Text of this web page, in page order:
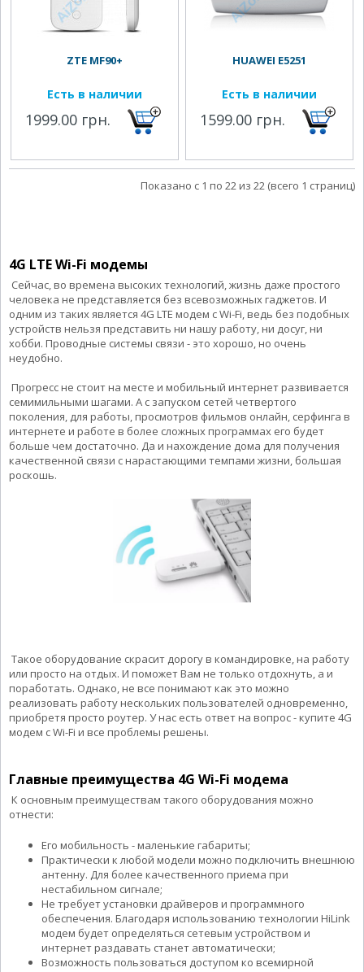
ZTE MF90+
Есть в наличии
1999.00 грн.
HUAWEI E5251
Есть в наличии
1599.00 грн.
Показано с 1 по 22 из 22 (всего 1 страниц)
4G LTE Wi-Fi модемы
Сейчас, во времена высоких технологий, жизнь даже простого
человека не представляется без всевозможных гаджетов. И
одним из таких является 4G LTE модем с Wi-Fi, ведь без подобных
устройств нельзя представить ни нашу работу, ни досуг, ни
хобби. Проводные системы связи - это хорошо, но очень
неудобно.
Прогресс не стоит на месте и мобильный интернет развивается
семимильными шагами. А с запуском сетей четвертого
поколения, для работы, просмотров фильмов онлайн, серфинга в
интернете и работе в более сложных программах его будет
больше чем достаточно. Да и нахождение дома для получения
качественной связи с нарастающими темпами жизни, большая
роскошь.
Такое оборудование скрасит дорогу в командировке, на работу
или просто на отдых. И поможет Вам не только отдохнуть, а и
поработать. Однако, не все понимают как это можно
реализовать работу нескольких пользователей одновременно,
приобретя просто роутер. У нас есть ответ на вопрос - купите 4G
модем с Wi-Fi и все проблемы решены.
Главные преимущества 4G Wi-Fi модема
К основным преимуществам такого оборудования можно
отнести:
Его мобильность - маленькие габариты;
Практически к любой модели можно подключить внешнюю
антенну. Для более качественного приема при
нестабильном сигнале;
Не требует установки драйверов и программного
обеспечения. Благодаря использованию технологии HiLink
модем будет определяться сетевым устройством и
интернет раздавать станет автоматически;
Возможность пользоваться доступом ко всемирной